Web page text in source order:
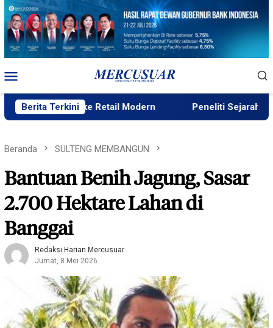
Loncat
konten
Mobile
Berita Terkini
ke Retail Modern Peneliti Sejarah: Penataan
Beranda SULTENG MEMBANGUN
Bantuan Benih Jagung, Sasar
2.700 Hektare Lahan di
Banggai
Redaksi Harian Mercusuar
Jumat, 8 Mei 2026